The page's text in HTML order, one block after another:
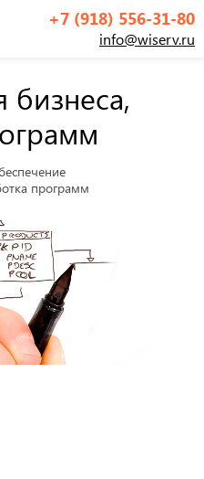
+7 (918) 556-31-80
info@wiserv.ru
бизнеса,
программ